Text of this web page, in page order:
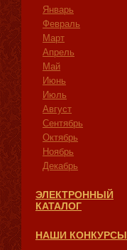
Январь
Февраль
Март
Апрель
Май
Июнь
Июль
Август
Сентябрь
Октябрь
Ноябрь
Декабрь
ЭЛЕКТРОННЫЙ
КАТАЛОГ
НАШИ КОНКУРСЫ